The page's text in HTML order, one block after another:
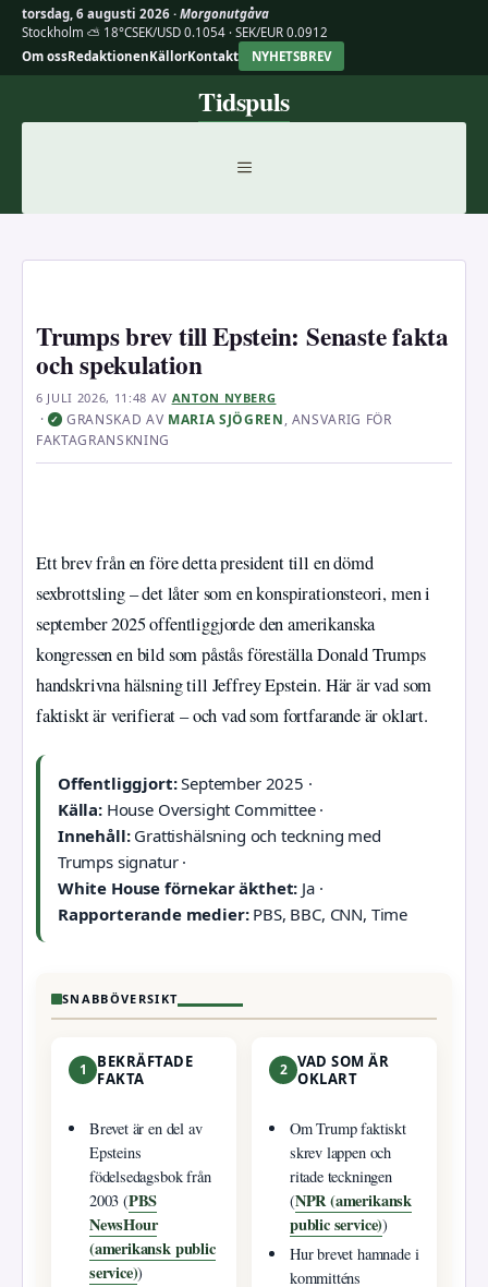
torsdag, 6 augusti 2026 · Morgonutgåva
Stockholm ⛅ 18°CSEK/USD 0.1054 · SEK/EUR 0.0912
Om ossRedaktionenKällorKontakt NYHETSBREV
Tidspuls
MENY
Trumps brev till Epstein: Senaste fakta
och spekulation
6 JULI 2026, 11:48 AV ANTON NYBERG
· ✓ GRANSKAD AV MARIA SJÖGREN, ANSVARIG FÖR
FAKTAGRANSKNING
Ett brev från en före detta president till en dömd
sexbrottsling – det låter som en konspirationsteori, men i
september 2025 offentliggjorde den amerikanska
kongressen en bild som påstås föreställa Donald Trumps
handskrivna hälsning till Jeffrey Epstein. Här är vad som
faktiskt är verifierat – och vad som fortfarande är oklart.
Offentliggjort:September 2025 ·
Källa:House Oversight Committee ·
Innehåll:Grattishälsning och teckning med
Trumps signatur ·
White House förnekar äkthet: Ja ·
Rapporterande medier:PBS, BBC, CNN, Time
SNABBÖVERSIKT
1
BEKRÄFTADE
FAKTA
Brevet är en del av
Epsteins
födelsedagsbok från
2003 (PBS
NewsHour
(amerikansk public
service))
2 VAD SOM ÄR
OKLART
Om Trump faktiskt
skrev lappen och
ritade teckningen
(NPR (amerikansk
public service))
Hur brevet hamnade i
kommitténs